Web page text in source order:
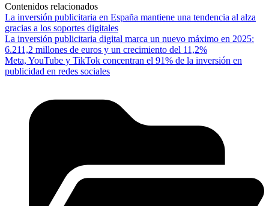
Contenidos relacionados
La inversión publicitaria en España mantiene una tendencia al alza
gracias a los soportes digitales
La inversión publicitaria digital marca un nuevo máximo en 2025:
6.211,2 millones de euros y un crecimiento del 11,2%
Meta, YouTube y TikTok concentran el 91% de la inversión en
publicidad en redes sociales